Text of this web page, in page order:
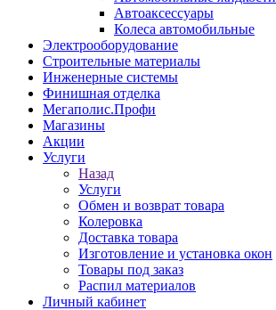
Автоаксессуары
Колеса автомобильные
Электрооборудование
Строительные материалы
Инженерные системы
Финишная отделка
Мегаполис.Профи
Магазины
Акции
Услуги
Назад
Услуги
Обмен и возврат товара
Колеровка
Доставка товара
Изготовление и установка окон
Товары под заказ
Распил материалов
Личный кабинет